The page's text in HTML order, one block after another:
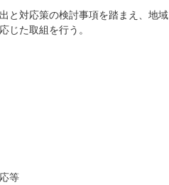
と対応策の検討事項を踏まえ、地域
じた取組を行う。
等